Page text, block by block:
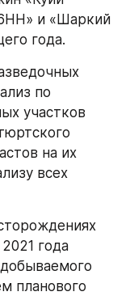
и «Шаркий
года.
по
участков
на их
всех
года
планового